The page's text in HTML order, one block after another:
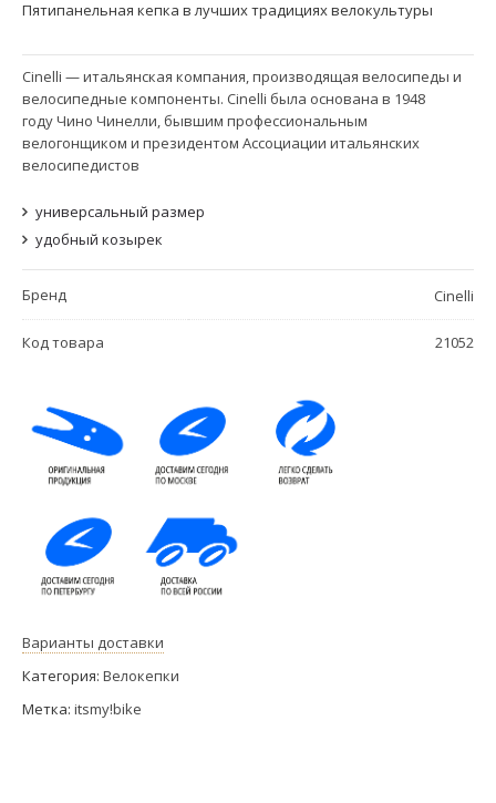
Пятипанельная кепка в лучших традициях велокультуры
Cinelli — итальянская компания, производящая велосипеды и
велосипедные компоненты. Cinelli была основана в 1948
году Чино Чинелли, бывшим профессиональным
велогонщиком и президентом Ассоциации итальянских
велосипедистов
универсальный размер
удобный козырек
Бренд Cinelli
Код товара 21052
Варианты доставки
Категория: Велокепки
Метка: itsmy!bike